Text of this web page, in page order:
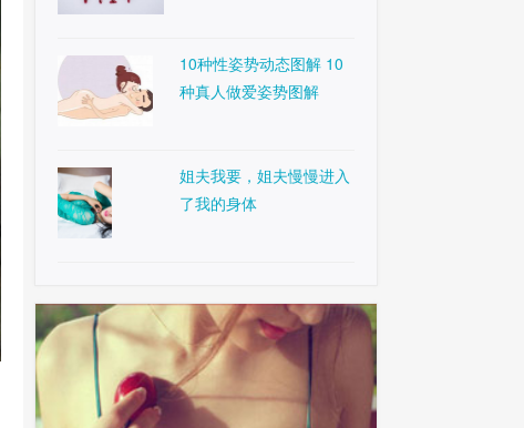
10种性姿势动态图解 10
种真人做爱姿势图解
姐夫我要，姐夫慢慢进入
了我的身体